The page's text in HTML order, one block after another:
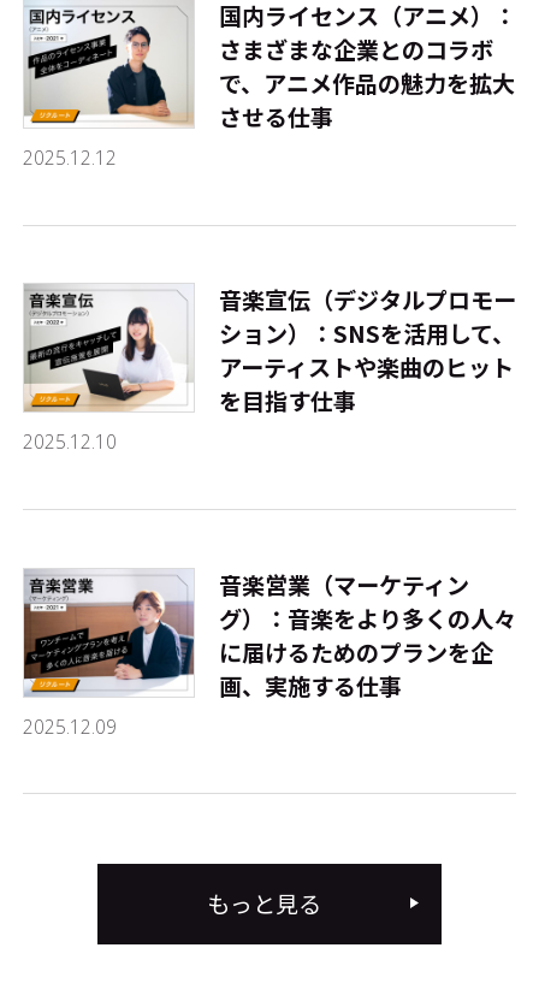
2025.12.12
国内ライセンス（アニメ）：
さまざまな企業とのコラボ
で、アニメ作品の魅力を拡大
させる仕事
2025.12.10
音楽宣伝（デジタルプロモー
ション）：SNSを活用して、
アーティストや楽曲のヒット
を目指す仕事
2025.12.09
音楽営業（マーケティン
グ）：音楽をより多くの人々
に届けるためのプランを企
画、実施する仕事
もっと見る